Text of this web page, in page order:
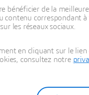
de la
correspondant
les réseaux sociaux.
en cliquant sur le lien
consultez notre